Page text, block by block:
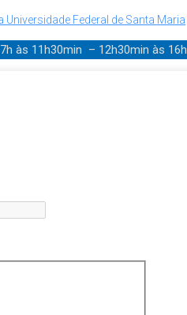
Federal de Santa Maria
às 11h30min – 12h30min às 16h